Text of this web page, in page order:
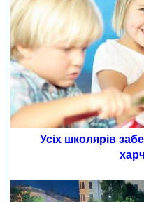
Усіх школярів